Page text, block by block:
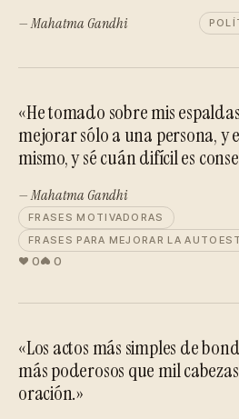
— Mahatma Gandhi
«He tomado sobre mis
mejorar sólo a una persona, y
mismo, y sé cuán difícil es
— Mahatma Gandhi
FRASES MOTIVADORAS
FRASES PARA MEJORAR LA
0 0
«Los actos más simples de
más poderosos que mil
oración.»